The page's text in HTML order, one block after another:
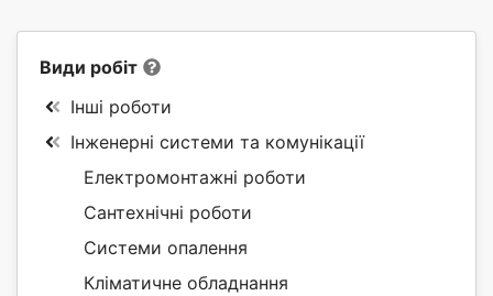
Види робіт
Інші роботи
Інженерні системи та комунікації
Електромонтажні роботи
Сантехнічні роботи
Системи опалення
Кліматичне обладнання